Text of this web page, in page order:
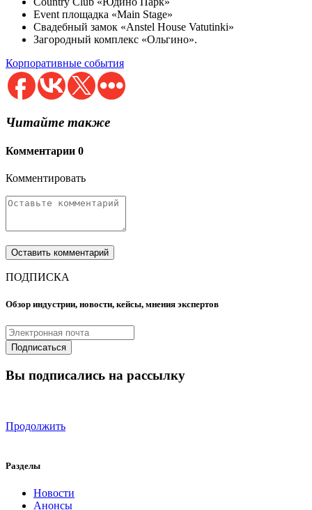
Event площадка «Main Stage»
Свадебный замок «Anstel House Vatutinki»
Загородный комплекс «Ольгино».
Корпоративные события
Читайте также
Комментарии 0
Комментировать
ПОДПИСКА
Обзор индустрии, новости, кейсы, мнения экспертов
Вы подписались на рассылку
Продолжить
Разделы
Новости
Анонсы